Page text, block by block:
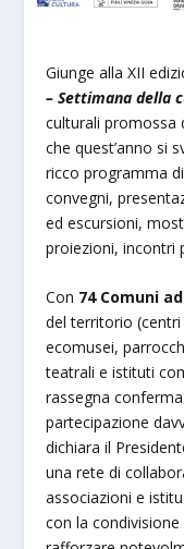
Giunge alla XII
– Settimana della
culturali promossa
che quest’anno si
ricco programma
convegni,
ed escursioni,
proiezioni, incontri
Con 74 Comuni
del territorio
ecomusei,
teatrali e istituti
rassegna
partecipazione
dichiara il
una rete di
associazioni e
con la